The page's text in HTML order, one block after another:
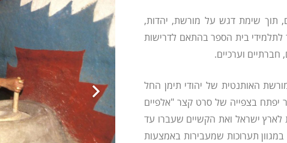
תוך שימת דגש על מורשת, יהדות,
לתלמידי בית הספר בהתאם לדרישות
חברתיים וערכיים.
האותנטית של יהודי תימן החל
יפתח בצפייה של סרט קצר "אלפיים
לארץ ישראל ואת הקשיים שעברו עד
תערוכות שמעבירות באמצעות